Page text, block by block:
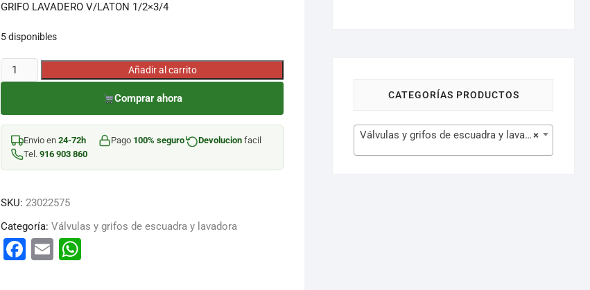
GRIFO LAVADERO V/LATON 1/2×3/4
5 disponibles
GRIFO
LAVADERO
1/2x3/4
cantidad
Añadir al carrito
Comprar ahora
Envio en 24-72h Pago 100% seguro Devolucion facil
Tel. 916 903 860
SKU: 23022575
Categoría: Válvulas y grifos de escuadra y lavadora
F
E
CATEGORÍAS PRODUCTOS
×
Válvulas y grifos de escuadra y lavadora (43)